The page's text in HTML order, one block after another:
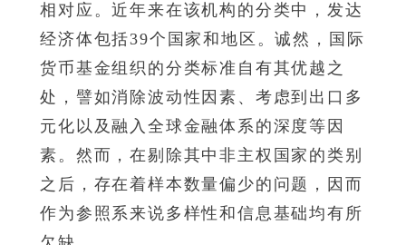
相对应。近年来在该机构的分类中，发达
经济体包括39个国家和地区。诚然，国际
货币基金组织的分类标准自有其优越之
处，譬如消除波动性因素、考虑到出口多
元化以及融入全球金融体系的深度等因
素。然而，在剔除其中非主权国家的类别
之后，存在着样本数量偏少的问题，因而
作为参照系来说多样性和信息基础均有所